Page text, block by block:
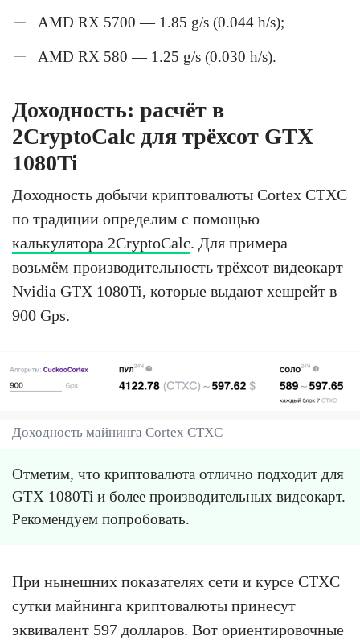
AMD RX 5700 — 1.85 g/s (0.044 h/s);
AMD RX 580 — 1.25 g/s (0.030 h/s).
Доходность: расчёт в
2CryptoCalc для трёхсот GTX
1080Ti
Доходность добычи криптовалюты Cortex CTXC
по традиции определим с помощью
калькулятора 2CryptoCalc. Для примера
возьмём производительность трёхсот видеокарт
Nvidia GTX 1080Ti, которые выдают хешрейт в
900 Gps.
Доходность майнинга Cortex CTXC
Отметим, что криптовалюта отлично подходит для
GTX 1080Ti и более производительных видеокарт.
Рекомендуем попробовать.
При нынешних показателях сети и курсе CTXC
сутки майнинга криптовалюты принесут
эквивалент 597 долларов. Вот ориентировочные